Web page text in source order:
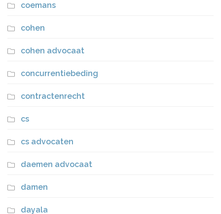
coemans
cohen
cohen advocaat
concurrentiebeding
contractenrecht
cs
cs advocaten
daemen advocaat
damen
dayala